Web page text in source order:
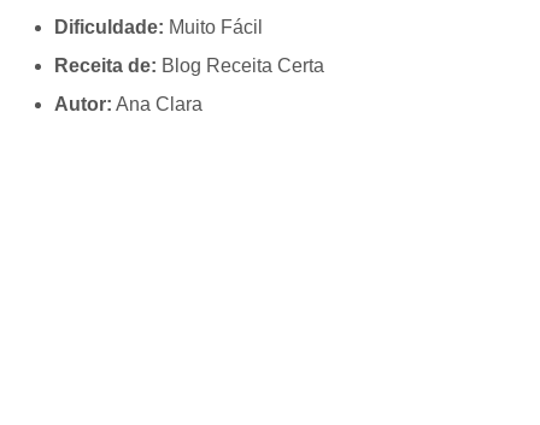
Dificuldade: Muito Fácil
Receita de: Blog Receita Certa
Autor: Ana Clara